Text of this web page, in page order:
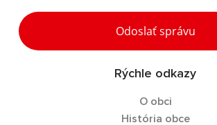
Odoslať správu
Rýchle odkazy
O obci
História obce